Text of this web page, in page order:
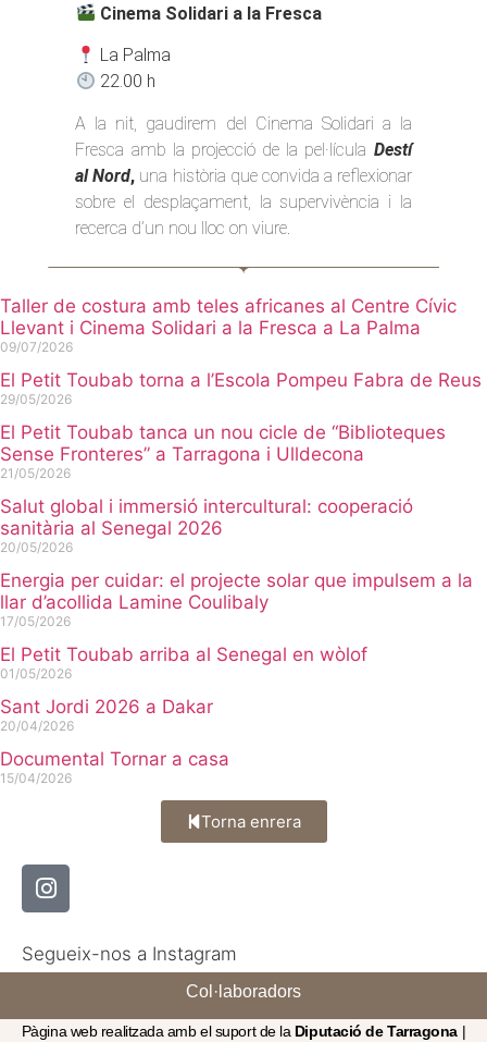
Cinema Solidari a la Fresca
La Palma
22.00 h
A la nit, gaudirem del Cinema Solidari a la
Fresca amb la projecció de la pel·lícula Destí
al Nord, una història que convida a reflexionar
sobre el desplaçament, la supervivència i la
recerca d’un nou lloc on viure.
Taller de costura amb teles africanes al Centre Cívic
Llevant i Cinema Solidari a la Fresca a La Palma
09/07/2026
El Petit Toubab torna a l’Escola Pompeu Fabra de Reus
29/05/2026
El Petit Toubab tanca un nou cicle de “Biblioteques
Sense Fronteres” a Tarragona i Ulldecona
21/05/2026
Salut global i immersió intercultural: cooperació
sanitària al Senegal 2026
20/05/2026
Energia per cuidar: el projecte solar que impulsem a la
llar d’acollida Lamine Coulibaly
17/05/2026
El Petit Toubab arriba al Senegal en wòlof
01/05/2026
Sant Jordi 2026 a Dakar
20/04/2026
Documental Tornar a casa
15/04/2026
Torna enrera
Segueix-nos a Instagram
Col·laboradors
Pàgina web realitzada amb el suport de la Diputació de Tarragona |